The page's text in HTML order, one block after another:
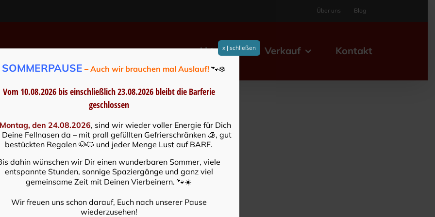
Über uns Blog
Aktuelles Verkauf Kontakt
SOMMERPAUSE – Auch wir brauchen mal Auslauf! 🐾❄️
Vom 10.08.2026 bis einschließlich 23.08.2026 bleibt die Barferie
geschlossen
Montag, den 24.08.2026, sind wir wieder voller Energie für Dich
Deine Fellnasen da – mit prall gefüllten Gefrierschränken 🧊, gut
bestückten Regalen 🐶🐱 und jeder Menge Lust auf BARF.
dahin wünschen wir Dir einen wunderbaren Sommer, viele
entspannte Stunden, sonnige Spaziergänge und ganz viel
gemeinsame Zeit mit Deinen Vierbeinern. 🐾☀️
Wir freuen uns schon darauf, Euch nach unserer Pause
wiederzusehen!
x | schließen